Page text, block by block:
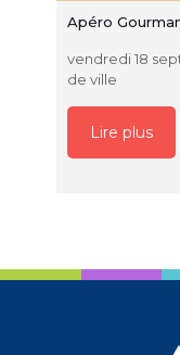
Apéro
vendredi 18
de ville
Lire plus